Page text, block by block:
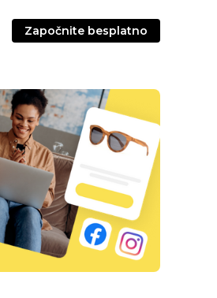
Započnite besplatno